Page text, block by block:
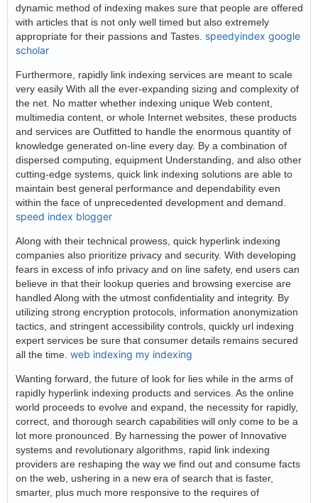
dynamic method of indexing makes sure that people are offered
with articles that is not only well timed but also extremely
appropriate for their passions and Tastes. speedyindex google
scholar
Furthermore, rapidly link indexing services are meant to scale
very easily With all the ever-expanding sizing and complexity of
the net. No matter whether indexing unique Web content,
multimedia content, or whole Internet websites, these products
and services are Outfitted to handle the enormous quantity of
knowledge generated on-line every day. By a combination of
dispersed computing, equipment Understanding, and also other
cutting-edge systems, quick link indexing solutions are able to
maintain best general performance and dependability even
within the face of unprecedented development and demand.
speed index blogger
Along with their technical prowess, quick hyperlink indexing
companies also prioritize privacy and security. With developing
fears in excess of info privacy and on line safety, end users can
believe in that their lookup queries and browsing exercise are
handled Along with the utmost confidentiality and integrity. By
utilizing strong encryption protocols, information anonymization
tactics, and stringent accessibility controls, quickly url indexing
expert services be sure that consumer details remains secured
all the time. web indexing my indexing
Wanting forward, the future of look for lies while in the arms of
rapidly hyperlink indexing products and services. As the online
world proceeds to evolve and expand, the necessity for rapidly,
correct, and thorough search capabilities will only come to be a
lot more pronounced. By harnessing the power of Innovative
systems and revolutionary algorithms, rapid link indexing
providers are reshaping the way we find out and consume facts
on the web, ushering in a new era of search that is faster,
smarter, plus much more responsive to the requires of